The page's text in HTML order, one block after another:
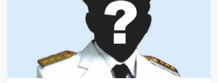
B
u
r
u